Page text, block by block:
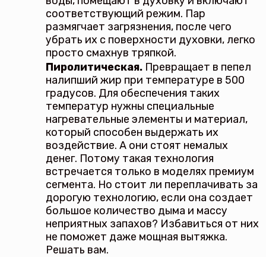
соответствующий режим. Пар
размягчает загрязнения, после чего
убрать их с поверхности духовки, легко
просто смахнув тряпкой.
Пиролитическая.Превращает в пепел
налипший жир при температуре в 500
градусов. Для обеспечения таких
температур нужны специальные
нагревательные элементы и материал,
который способен выдержать их
воздействие. А они стоят немалых
денег. Потому такая технология
встречается только в моделях премиум
сегмента. Но стоит ли переплачивать за
дорогую технологию, если она создает
большое количество дыма и массу
неприятных запахов? Избавиться от них
не поможет даже мощная вытяжка.
Решать вам.